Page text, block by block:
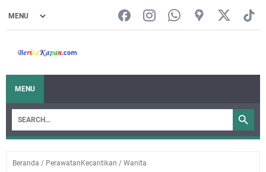
MENU
Beranda / PerawatanKecantikan / Wanita